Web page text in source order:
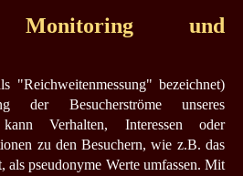
Monitoring und
"Reichweitenmessung" bezeichnet)
der Besucherströme unseres
Verhalten, Interessen oder
zu den Besuchern, wie z.B. das
als pseudonyme Werte umfassen. Mit